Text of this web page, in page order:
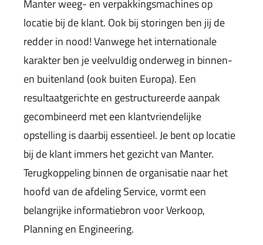
Manter weeg- en verpakkingsmachines op
locatie bij de klant. Ook bij storingen ben jij de
redder in nood! Vanwege het internationale
karakter ben je veelvuldig onderweg in binnen-
en buitenland (ook buiten Europa). Een
resultaatgerichte en gestructureerde aanpak
gecombineerd met een klantvriendelijke
opstelling is daarbij essentieel. Je bent op locatie
bij de klant immers het gezicht van Manter.
Terugkoppeling binnen de organisatie naar het
hoofd van de afdeling Service, vormt een
belangrijke informatiebron voor Verkoop,
Planning en Engineering.